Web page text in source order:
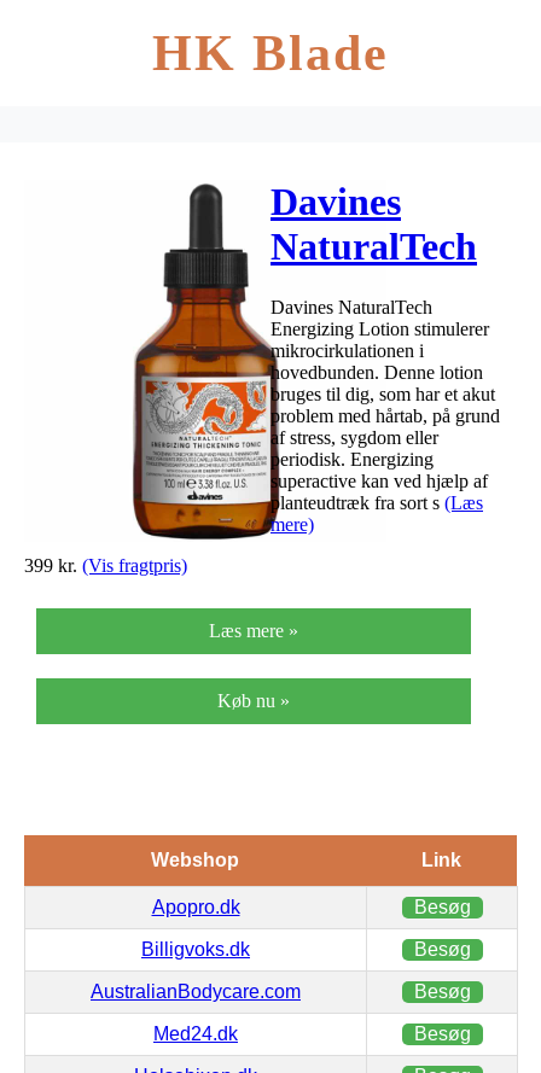
HK Blade
Davines
NaturalTech
Energizing
Thickening
Tonic 100 ml
Davines NaturalTech
Energizing Lotion stimulerer
mikrocirkulationen i
hovedbunden. Denne lotion
bruges til dig, som har et akut
problem med hårtab, på grund
af stress, sygdom eller
periodisk. Energizing
superactive kan ved hjælp af
planteudtræk fra sort s (Læs
mere)
399 kr. (Vis fragtpris)
Læs mere »
Køb nu »
Webshop Link
Apopro.dk Besøg
Billigvoks.dk Besøg
AustralianBodycare.com Besøg
Med24.dk Besøg